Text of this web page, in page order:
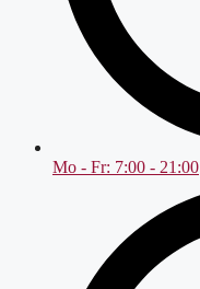
Mo - Fr: 7:00 - 21:00